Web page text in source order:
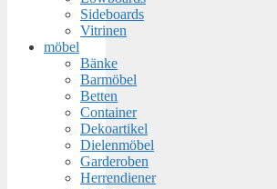
Sideboards
Vitrinen
möbel
Bänke
Barmöbel
Betten
Container
Dekoartikel
Dielenmöbel
Garderoben
Herrendiener